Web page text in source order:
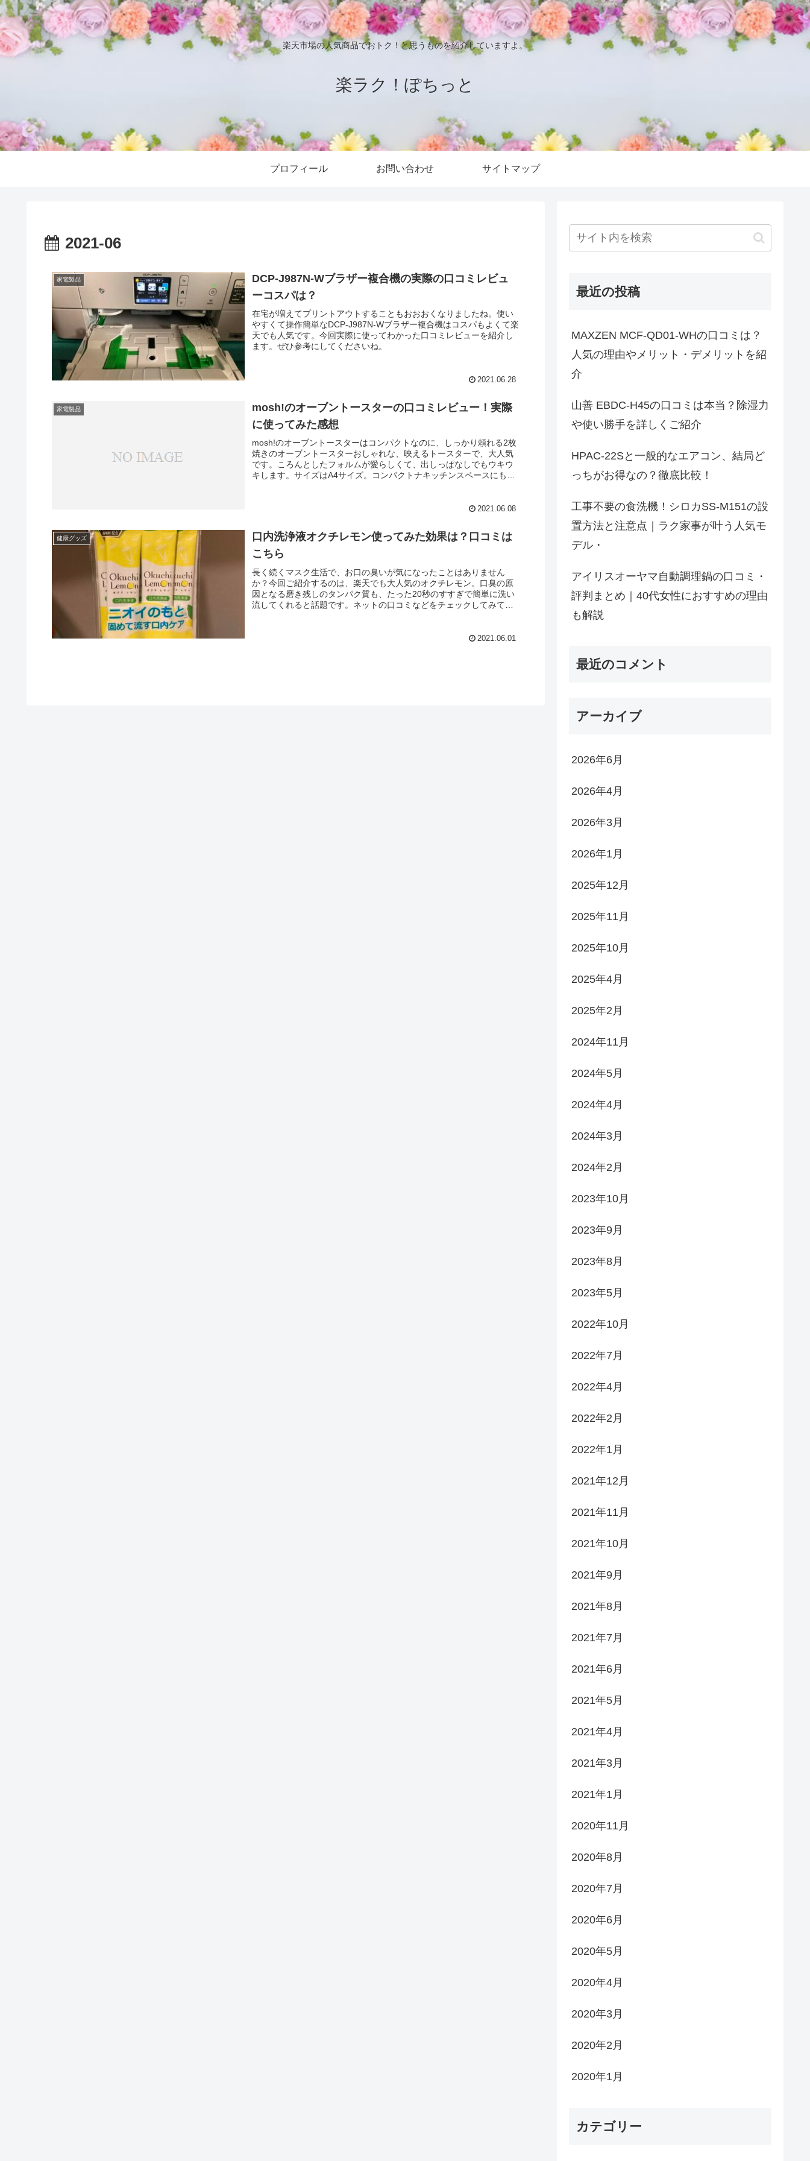
楽天市場の人気商品でおトク！と思うものを紹介していますよ。
楽ラク！ぽちっと
プロフィール お問い合わせ サイトマップ
2021-06
家電製品
DCP-J987N-Wブラザー複合機の実際の口コミレビュ
ーコスパは？
在宅が増えてプリントアウトすることもおおおくなりましたね。使い
やすくて操作簡単なDCP-J987N-Wブラザー複合機はコスパもよくて楽
天でも人気です。今回実際に使ってわかった口コミレビューを紹介し
ます。ぜひ参考にしてくださいね。
2021.06.28
家電製品
mosh!のオーブントースターの口コミレビュー！実際
に使ってみた感想
mosh!のオーブントースターはコンパクトなのに、しっかり頼れる2枚
焼きのオーブントースターおしゃれな、映えるトースターで、大人気
です。ころんとしたフォルムが愛らしくて、出しっぱなしでもウキウ
キします。サイズはA4サイズ。コンパクトナキッチンスペースにも置
2021.06.08
健康グッズ
口内洗浄液オクチレモン使ってみた効果は？口コミは
こちら
長く続くマスク生活で、お口の臭いが気になったことはありません
か？今回ご紹介するのは、楽天でも大人気のオクチレモン。口臭の原
因となる磨き残しのタンパク質も、たった20秒のすすぎで簡単に洗い
流してくれると話題です。ネットの口コミなどをチェックしてみても
2021.06.01
最近の投稿
MAXZEN MCF-QD01-WHの口コミは？
人気の理由やメリット・デメリットを紹
介
山善 EBDC-H45の口コミは本当？除湿力
や使い勝手を詳しくご紹介
HPAC-22Sと一般的なエアコン、結局ど
っちがお得なの？徹底比較！
工事不要の食洗機！シロカSS-M151の設
置方法と注意点｜ラク家事が叶う人気モ
デル・
アイリスオーヤマ自動調理鍋の口コミ・
評判まとめ｜40代女性におすすめの理由
も解説
最近のコメント
アーカイブ
2026年6月
2026年4月
2026年3月
2026年1月
2025年12月
2025年11月
2025年10月
2025年4月
2025年2月
2024年11月
2024年5月
2024年4月
2024年3月
2024年2月
2023年10月
2023年9月
2023年8月
2023年5月
2022年10月
2022年7月
2022年4月
2022年2月
2022年1月
2021年12月
2021年11月
2021年10月
2021年9月
2021年8月
2021年7月
2021年6月
2021年5月
2021年4月
2021年3月
2021年1月
2020年11月
2020年8月
2020年7月
2020年6月
2020年5月
2020年4月
2020年3月
2020年2月
2020年1月
カテゴリー